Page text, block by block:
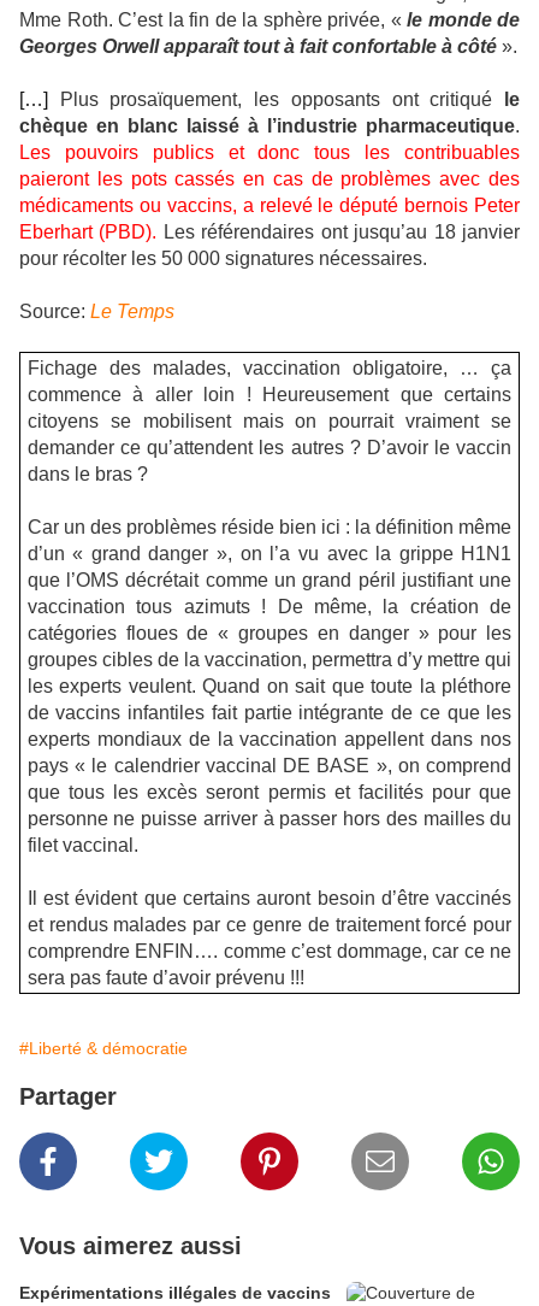
Mme Roth. C’est la fin de la sphère privée, « le monde de
Georges Orwell apparaît tout à fait confortable à côté ».
[…] Plus prosaïquement, les opposants ont critiqué
le
chèque en blanc laissé à l’industrie pharmaceutique.
Les pouvoirs publics et donc tous les contribuables
paieront les pots cassés en cas de problèmes avec des
médicaments ou vaccins, a relevé le député bernois Peter
Eberhart (PBD). Les référendaires ont jusqu’au 18 janvier
pour récolter les 50 000 signatures nécessaires.
Source: Le Temps
Fichage des malades, vaccination obligatoire, … ça
commence à aller loin ! Heureusement que certains
citoyens se mobilisent mais on pourrait vraiment se
demander ce qu’attendent les autres ? D’avoir le vaccin
dans le bras ?
Car un des problèmes réside bien ici : la définition même
d’un « grand danger », on l’a vu avec la grippe H1N1
que l’OMS décrétait comme un grand péril justifiant une
vaccination tous azimuts ! De même, la création de
catégories floues de « groupes en danger » pour les
groupes cibles de la vaccination, permettra d’y mettre qui
les experts veulent. Quand on sait que toute la pléthore
de vaccins infantiles fait partie intégrante de ce que les
experts mondiaux de la vaccination appellent dans nos
pays « le calendrier vaccinal DE BASE », on comprend
que tous les excès seront permis et facilités pour que
personne ne puisse arriver à passer hors des mailles du
filet vaccinal.
Il est évident que certains auront besoin d’être vaccinés
et rendus malades par ce genre de traitement forcé pour
comprendre ENFIN…. comme c’est dommage, car ce ne
sera pas faute d’avoir prévenu !!!
#Liberté & démocratie
Partager
Vous aimerez aussi
Expérimentations illégales de vaccins